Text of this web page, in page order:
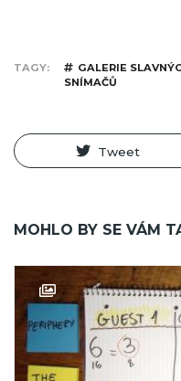
TAGY
GALERIE
SNÍMAČŮ
Tweet
MOHLO BY SE VÁM